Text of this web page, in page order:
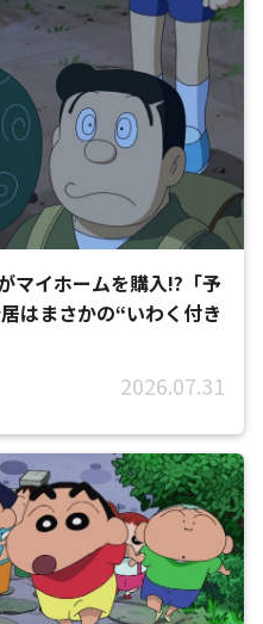
マイホームを購入!?「予
はまさかの“いわく付き
2026.07.31